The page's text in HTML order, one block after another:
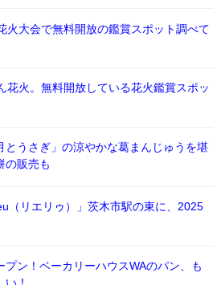
火大会で無料開放の鑑賞スポット調べて
花火。無料開放している花火鑑賞スポッ
とうさぎ」の涼やかな葛まんじゅうを堪
の販売も
（リエリゥ）」茨木市駅の東に、2025
プン！ベーカリーハウスWAのパン、も